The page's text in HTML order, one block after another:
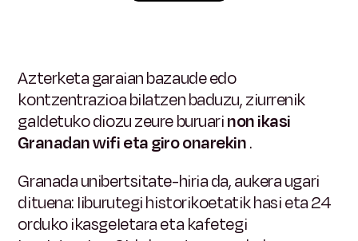
Azterketa garaian bazaude edo
kontzentrazioa bilatzen baduzu, ziurrenik
galdetuko diozu zeure buruarinon ikasi
Granadan wifi eta giro onarekin.
Granada unibertsitate-hiria da, aukera ugari
dituena: liburutegi historikoetatik hasi eta 24
orduko ikasgeletara eta kafetegi